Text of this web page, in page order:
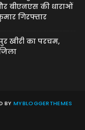
बीएनएस की धाराओं
गिरफ्तार
खीरी का परचम,
BYMYBLOGGERTHEMES